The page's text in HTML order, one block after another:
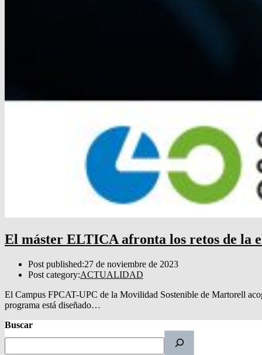
El máster ELTICA afronta los retos de
Post published:27 de noviembre de 2023
Post category:ACTUALIDAD
El Campus FPCAT-UPC de la Movilidad Sostenible de Martorell
programa está diseñado…
Buscar